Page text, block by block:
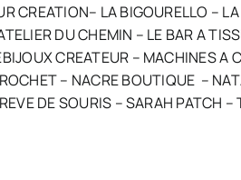
CREATION– LA BIGOURELLO –
DU CHEMIN – LE BAR A
CREATEUR – MACHINES A
– NACRE BOUTIQUE –
DE SOURIS – SARAH PATCH